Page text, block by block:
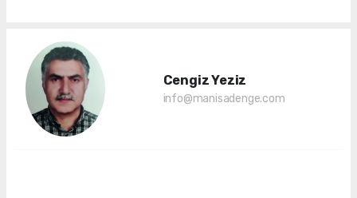
Cengiz Yeziz
info@manisadenge.com